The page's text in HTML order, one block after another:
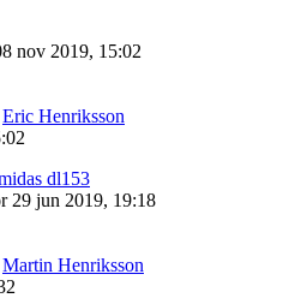
nov 2019, 15:02
Eric Henriksson
dl153
29 jun 2019, 19:18
Martin Henriksson